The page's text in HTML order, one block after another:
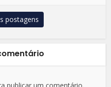
postagens